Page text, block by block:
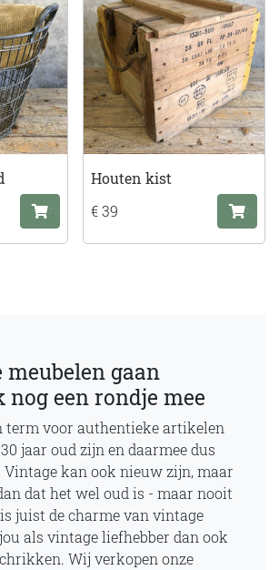
Houten kist
€ 39
meubelen gaan
een rondje mee
term voor authentieke artikelen
jaar oud zijn en daarmee dus
Vintage kan ook nieuw zijn, maar
dat het wel oud is - maar nooit
juist de charme van vintage
als vintage liefhebber dan ook
Wij verkopen onze